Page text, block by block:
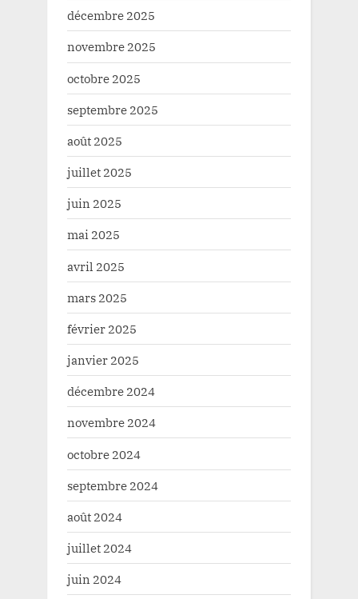
décembre 2025
novembre 2025
octobre 2025
septembre 2025
août 2025
juillet 2025
juin 2025
mai 2025
avril 2025
mars 2025
février 2025
janvier 2025
décembre 2024
novembre 2024
octobre 2024
septembre 2024
août 2024
juillet 2024
juin 2024